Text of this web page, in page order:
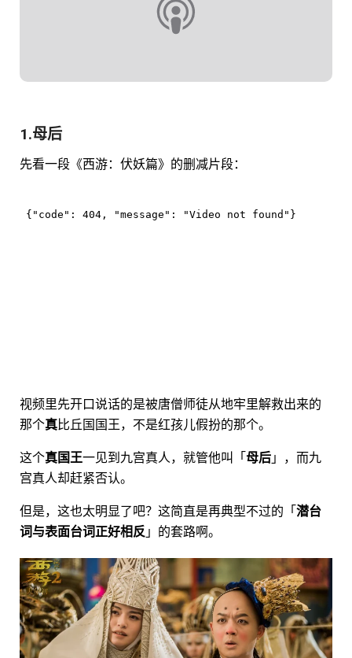
1.母后
先看一段《西游：伏妖篇》的删减片段：
视频里先开口说话的是被唐僧师徒从地牢里解救出来的
那个真比丘国国王，不是红孩儿假扮的那个。
这个真国王一见到九宫真人，就管他叫「母后」，而九
宫真人却赶紧否认。
但是，这也太明显了吧？这简直是再典型不过的「潜台
词与表面台词正好相反」的套路啊。